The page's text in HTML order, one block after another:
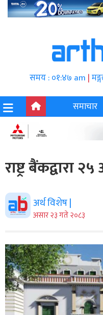
समय : ०१:४७ am |
समाचार
राष्ट्र बैंकद्वारा
अर्थ विशेष |
असार २३ गते २०८३